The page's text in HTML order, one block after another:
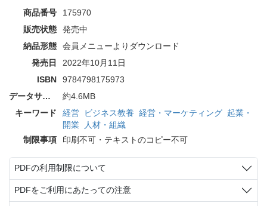
商品番号
175970
販売状態
発売中
納品形態
会員メニューよりダウンロード
発売日
2022年10月11日
ISBN
9784798175973
データサイズ
約4.6MB
キーワード
経営 ビジネス教養 経営・マーケティング 起業・
開業
人材・組織
制限事項
印刷不可・テキストのコピー不可
PDFの利用制限について
PDFをご利用にあたっての注意